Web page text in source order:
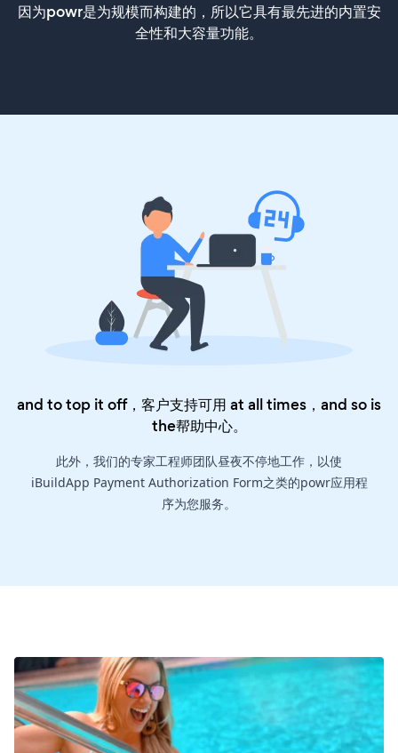
因为powr是为规模而构建的，所以它具有最先进的内置安
全性和大容量功能。
and to top it off，客户支持可用 at all times，and so is
the帮助中心。
此外，我们的专家工程师团队昼夜不停地工作，以使
iBuildApp Payment Authorization Form之类的powr应用程
序为您服务。